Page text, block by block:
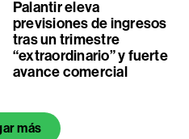
Palantir eleva
previsiones de ingresos
tras un trimestre
“extraordinario” y fuerte
avance comercial
más